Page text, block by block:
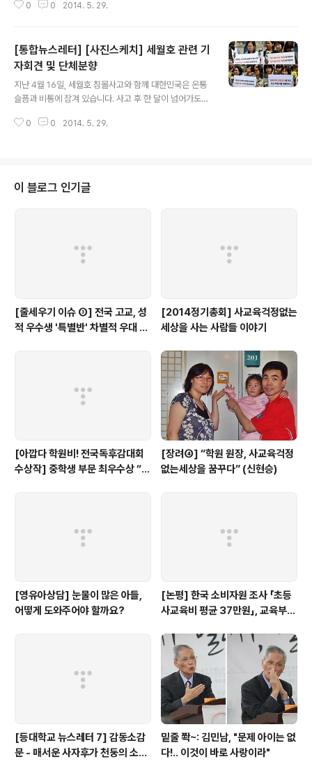
무엇을 할 수 있을지 고민하며, 현재 세월호 참사 관련 단체
저 부모, 교사, 시민들과 함께하는 1인 시위에 60여명의 시
민들이 신청해주셔서 지난 19일부터 시작했습니다. 또한
수도권 외 지역에서도 사교육걱정의 1인 시위에 동참하고
싶다는 요청에 따라 지역별 1인 시위도 시행할 예정입니다.
세월호 참사로 인해 희생되어 팽목항과 안산 등에 다니며
0 0 2014. 5. 29.
[통합뉴스레터] [사진스케치] 세월호 관련 기
자회견 및 단체분향
지난 4월 16일, 세월호 침몰사고와 함께 대한민국은 온통
슬픔과 비통에 잠겨 있습니다. 사고 후 한 달이 넘어가도록
은 각자 속한 단체나 기관별로 목소리를 높이고 할 일을 찾
지라 이번 세월호 참사로 어린 학생들이 죽어가는 것을 보
며 그 고통이 더욱 극심했습니다. 대한민국 최근 역사에서
교육걱정없는세상은 5월 15일(목) 광화문..
0 0 2014. 5. 29.
이 블로그 인기글
[줄세우기 이슈 ③] 전국 고교, 성
적 우수생 '특별반' 차별적 우대 심
[2014정기총회] 사교육걱정없는
세상을 사는 사람들 이야기
[아깝다 학원비! 전국독후감대회
수상작] 중학생 부문 최우수상 “학
[장려④] “학원 원장, 사교육걱정
없는세상을 꿈꾸다” (신현승)
[영유아상담] 눈물이 많은 아들,
어떻게 도와주어야 할까요?
[논평] 한국 소비자원 조사 「초등
사교육비 평균 37만원」, 교육부
[등대학교 뉴스레터 7] 감동소감
문 - 매서운 사자후가 천둥의 소리
밑줄 쫙~: 김민남, "문제 아이는 없
다!.. 이것이 바로 사랑이라"